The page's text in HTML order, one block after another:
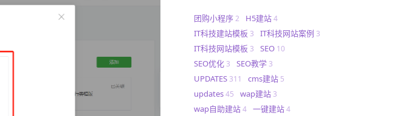
团购小程序 2 H5建站 4
IT科技建站模板 3 IT科技网站案例 3
IT科技网站模板 3 SEO 10
SEO优化 3 SEO教学 3
UPDATES 311 cms建站 5
updates 45 wap建站 3
wap自助建站 4 一键建站 4